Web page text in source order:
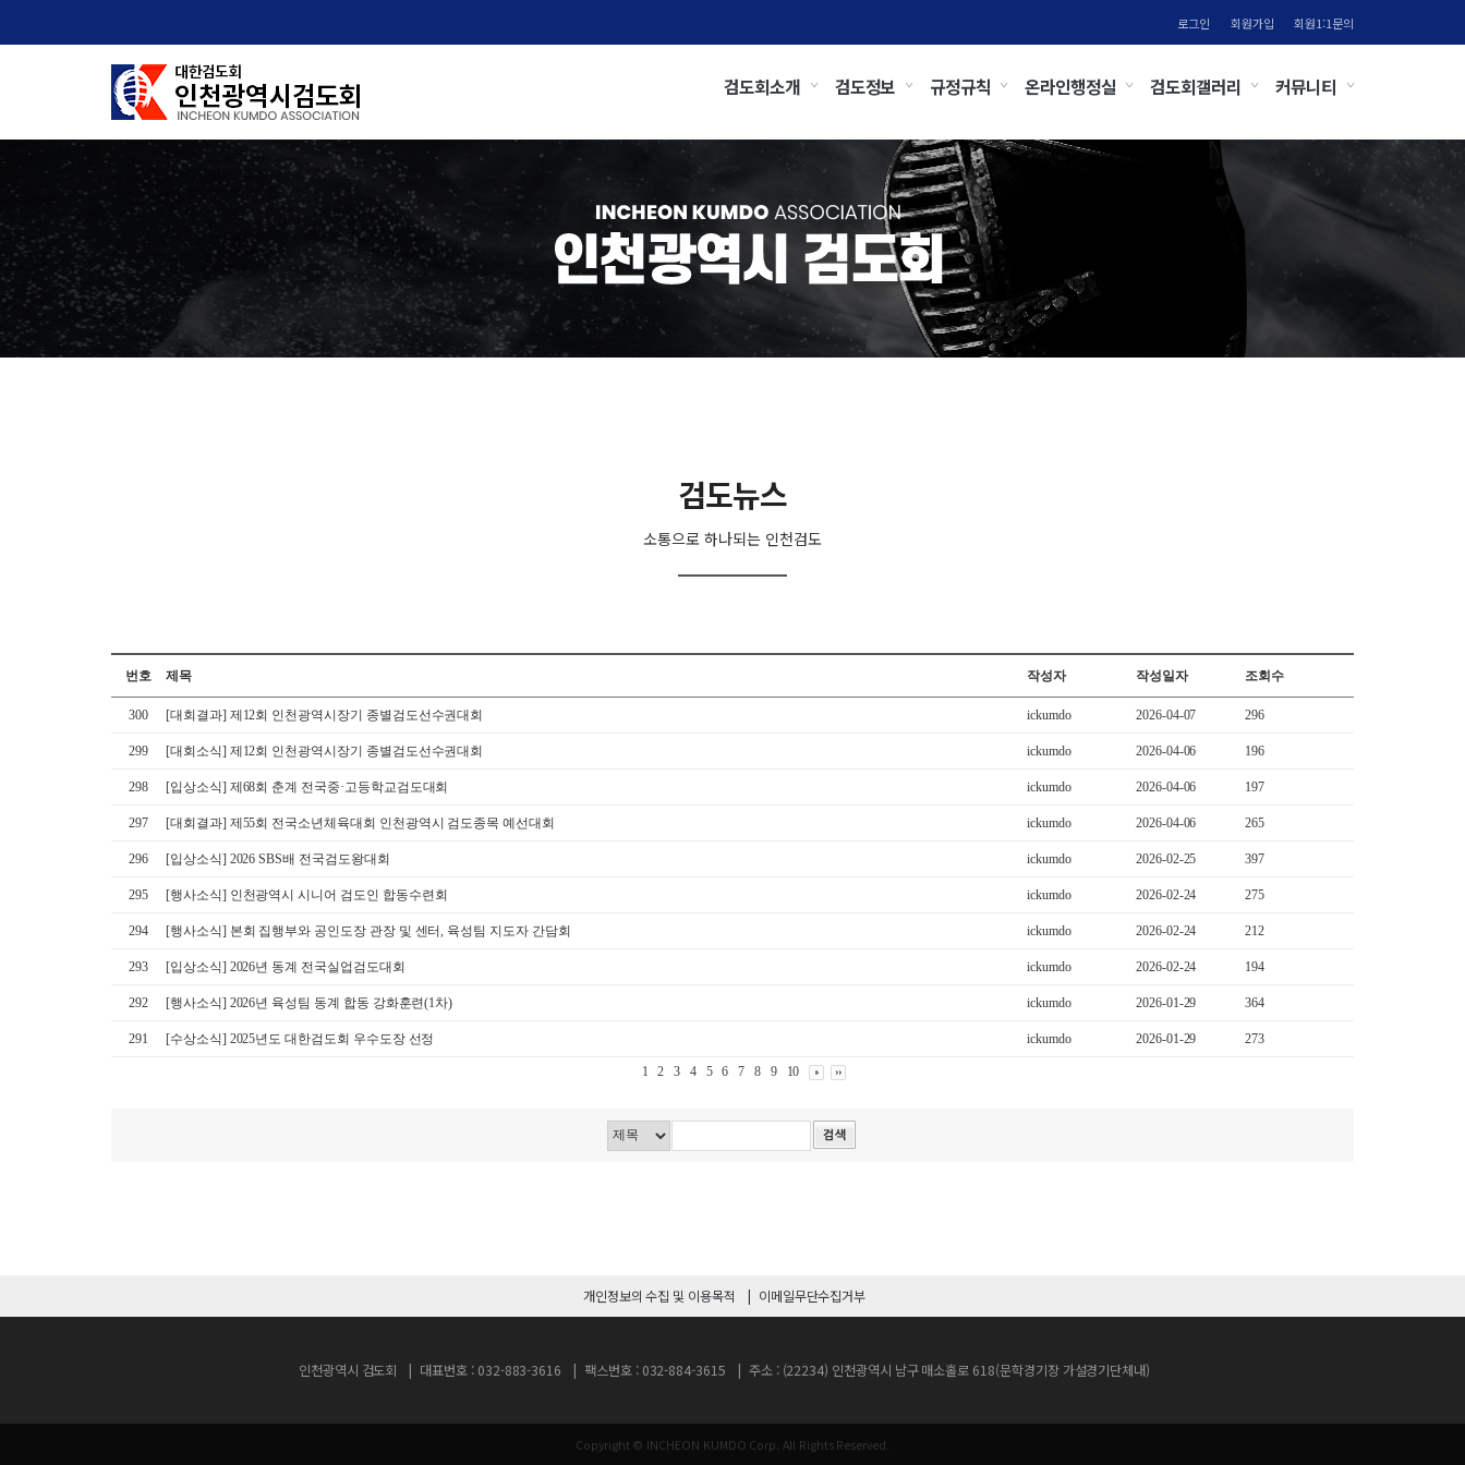
로그인 회원가입 회원1:1문의
검도회소개 검도정보 규정규칙 온라인행정실 검도회갤러리 커뮤니티
검도뉴스
소통으로 하나되는 인천검도
번호 제목 작성자 작성일자 조회수
300 [대회결과] 제12회 인천광역시장기 종별검도선수권대회 ickumdo 2026-04-07 296
299 [대회소식] 제12회 인천광역시장기 종별검도선수권대회 ickumdo 2026-04-06 196
298 [입상소식] 제68회 춘계 전국중·고등학교검도대회 ickumdo 2026-04-06 197
297 [대회결과] 제55회 전국소년체육대회 인천광역시 검도종목 예선대회 ickumdo 2026-04-06 265
296 [입상소식] 2026 SBS배 전국검도왕대회 ickumdo 2026-02-25 397
295 [행사소식] 인천광역시 시니어 검도인 합동수련회 ickumdo 2026-02-24 275
294 [행사소식] 본회 집행부와 공인도장 관장 및 센터, 육성팀 지도자 간담회 ickumdo 2026-02-24 212
293 [입상소식] 2026년 동계 전국실업검도대회 ickumdo 2026-02-24 194
292 [행사소식] 2026년 육성팀 동계 합동 강화훈련(1차) ickumdo 2026-01-29 364
291 [수상소식] 2025년도 대한검도회 우수도장 선정 ickumdo 2026-01-29 273
1 2 3 4 5 6 7 8 9 10
개인정보의 수집 및 이용목적 이메일무단수집거부
인천광역시 검도회 대표번호 : 032-883-3616 팩스번호 : 032-884-3615 주소 : (22234) 인천광역시 남구 매소홀로 618(문학경기장 가설경기단체내)
Copyright © INCHEON KUMDO Corp. All Rights Reserved.